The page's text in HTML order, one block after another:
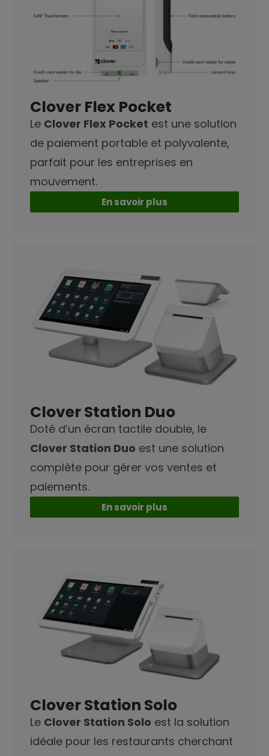
Clover Flex Pocket
Le Clover Flex Pocket est une solution
de paiement portable et polyvalente,
parfait pour les entreprises en
mouvement.
En savoir plus
Clover Station Duo
Doté d’un écran tactile double, le
Clover Station Duo est une solution
complète pour gérer vos ventes et
paiements.
En savoir plus
Clover Station Solo
Le Clover Station Solo est la solution
idéale pour les restaurants cherchant